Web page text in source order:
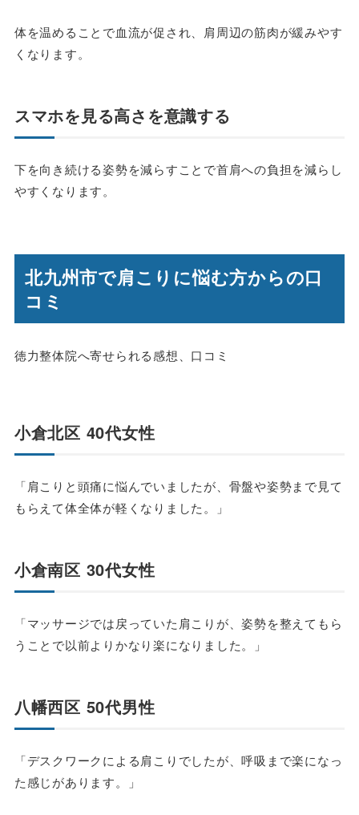
体を温めることで血流が促され、肩周辺の筋肉が緩みやす
くなります。
スマホを見る高さを意識する
下を向き続ける姿勢を減らすことで首肩への負担を減らし
やすくなります。
北九州市で肩こりに悩む方からの口
コミ
徳力整体院へ寄せられる感想、口コミ
小倉北区 40代女性
「肩こりと頭痛に悩んでいましたが、骨盤や姿勢まで見て
もらえて体全体が軽くなりました。」
小倉南区 30代女性
「マッサージでは戻っていた肩こりが、姿勢を整えてもら
うことで以前よりかなり楽になりました。」
八幡西区 50代男性
「デスクワークによる肩こりでしたが、呼吸まで楽になっ
た感じがあります。」